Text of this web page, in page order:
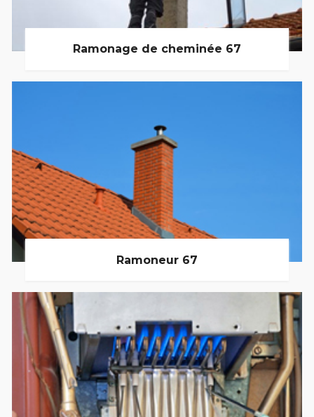
Ramonage de cheminée 67
Ramoneur 67